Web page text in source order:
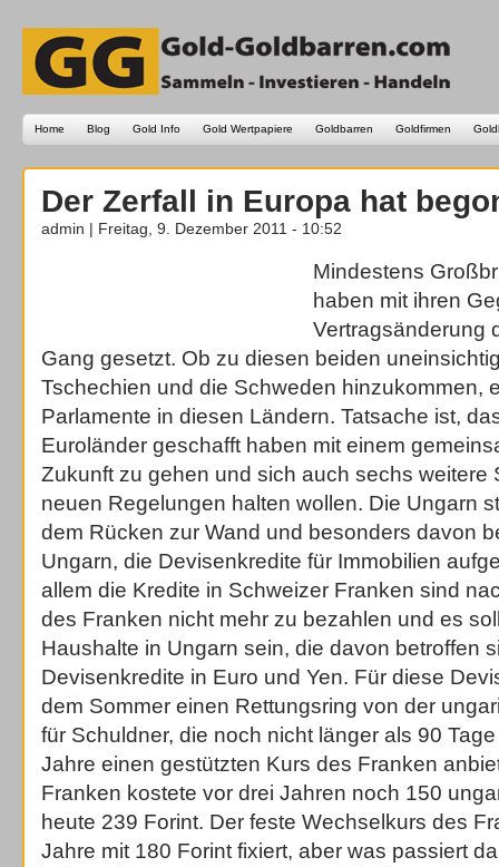
Home Blog Gold Info Gold Wertpapiere Goldbarren Goldfirmen
Der Zerfall in Europa hat
admin | Freitag, 9. Dezember 2011 - 10:52
Mindestens
haben mit ihren
Vertragsänderung
Gang gesetzt. Ob zu diesen beiden
Tschechien und die Schweden hinzukommen,
Parlamente in diesen Ländern. Tatsache ist,
Euroländer geschafft haben mit einem
Zukunft zu gehen und sich auch sechs weitere
neuen Regelungen halten wollen. Die Ungarn
dem Rücken zur Wand und besonders davon
Ungarn, die Devisenkredite für Immobilien
allem die Kredite in Schweizer Franken sind
des Franken nicht mehr zu bezahlen und es
Haushalte in Ungarn sein, die davon betroffen
Devisenkredite in Euro und Yen. Für diese
dem Sommer einen Rettungsring von der
für Schuldner, die noch nicht länger als 90
Jahre einen gestützten Kurs des Franken
Franken kostete vor drei Jahren noch 150
heute 239 Forint. Der feste Wechselkurs des
Jahre mit 180 Forint fixiert, aber was passiert